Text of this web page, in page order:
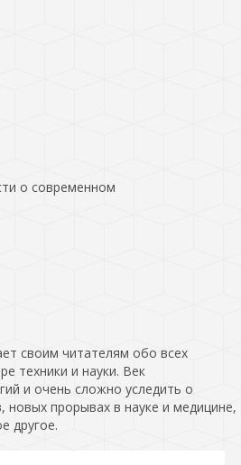
о современном
своим читателям обо всех
техники и науки. Век
и очень сложно уследить о
новых прорывах в науке и медицине,
другое.